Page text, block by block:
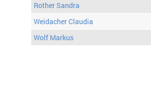
Rother Sandra
Weidacher Claudia
Wolf Markus